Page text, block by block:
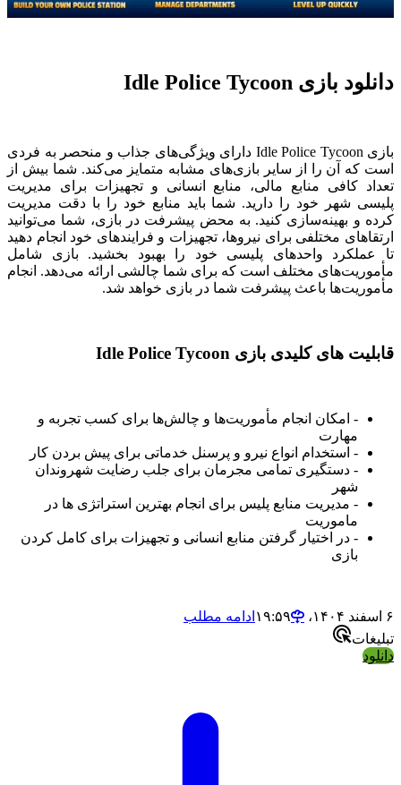
دانلود بازی Idle Police Tycoon
بازی Idle Police Tycoon دارای ویژگی‌های جذاب و منحصر به فردی
است که آن را از سایر بازی‌های مشابه متمایز می‌کند. شما بیش از
تعداد کافی منابع مالی، منابع انسانی و تجهیزات برای مدیریت
پلیسی شهر خود را دارید. شما باید منابع خود را با دقت مدیریت
کرده و بهینه‌سازی کنید. به محض پیشرفت در بازی، شما می‌توانید
ارتقاهای مختلفی برای نیروها، تجهیزات و فرایندهای خود انجام دهید
تا عملکرد واحدهای پلیسی خود را بهبود بخشید. بازی شامل
مأموریت‌های مختلف است که برای شما چالشی ارائه می‌دهد. انجام
مأموریت‌ها باعث پیشرفت شما در بازی خواهد شد.
قابلیت های کلیدی بازی Idle Police Tycoon
- امکان انجام مأموریت‌ها و چالش‌ها برای کسب تجربه و
مهارت
- استخدام انواع نیرو و پرسنل خدماتی برای پیش بردن کار
- دستگیری تمامی مجرمان برای جلب رضایت شهروندان
شهر
- مدیریت منابع پلیس برای انجام بهترین استراتژی ها در
ماموریت
- در اختیار گرفتن منابع انسانی و تجهیزات برای کامل کردن
بازی
۶ اسفند ۱۴۰۴،‏ ۱۹:۵۹
ادامه مطلب
تبلیغات
دانلود